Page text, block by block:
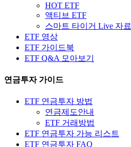
HOT ETF
액티브 ETF
스마트 타이거 Live 자료
ETF 영상
ETF 가이드북
ETF Q&A 모아보기
연금투자 가이드
ETF 연금투자 방법
연금제도안내
ETF 거래방법
ETF 연금투자 가능 리스트
ETF 연금투자 FAQ